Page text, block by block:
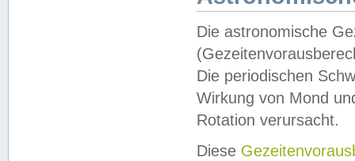
Die astronomische
Die periodischen
Wirkung von Mond
Rotation verursacht.
Diese